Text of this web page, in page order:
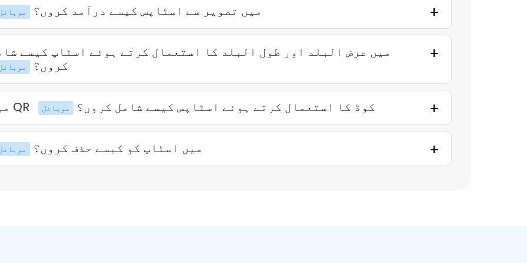
میں تصویر سے اسٹاپس کیسے درآمد کروں؟
میں عرض البلد اور طول البلد کا استعمال کرتے ہوئے اسٹاپ کیسے
کروں؟
میں QR کوڈ کا استعمال کرتے ہوئے اسٹاپس کیسے شامل کروں؟ موبائل
میں اسٹاپ کو کیسے حذف کروں؟